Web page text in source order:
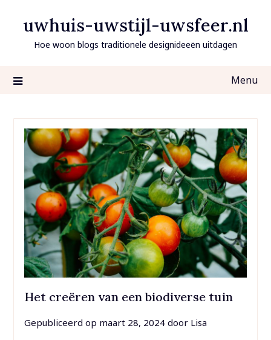
uwhuis-uwstijl-uwsfeer.nl
Hoe woon blogs traditionele designideeën uitdagen
Menu
Het creëren van een biodiverse tuin
Gepubliceerd op maart 28, 2024door Lisa